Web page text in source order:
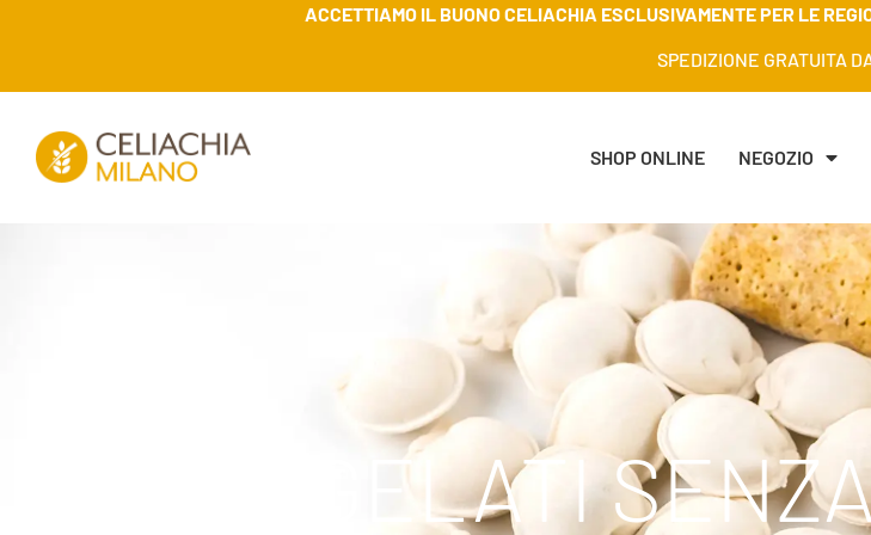
ACCETTIAMO IL BUONO CELIACHIA ESCLUSIVAMENTE PER LE
SPEDIZIONE GRATUITA
SHOP ONLINE NEGOZIO
SURGELATI